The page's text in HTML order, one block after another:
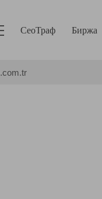
СеоТраф Биржа